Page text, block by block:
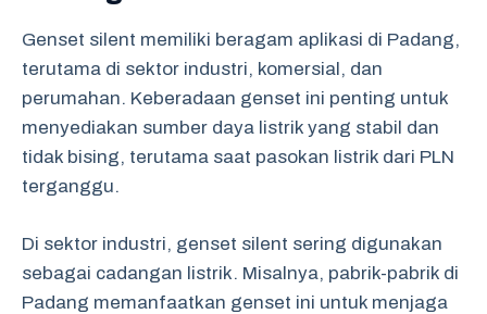
Genset silent memiliki beragam aplikasi di Padang,
terutama di sektor industri, komersial, dan
perumahan. Keberadaan genset ini penting untuk
menyediakan sumber daya listrik yang stabil dan
tidak bising, terutama saat pasokan listrik dari PLN
terganggu.
Di sektor industri, genset silent sering digunakan
sebagai cadangan listrik. Misalnya, pabrik-pabrik di
Padang memanfaatkan genset ini untuk menjaga